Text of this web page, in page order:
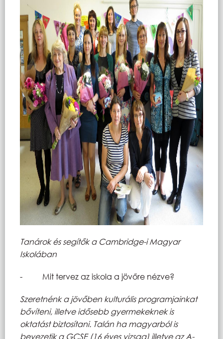
Tanárok és segítők a Cambridge-i Magyar
Iskolában
- Mit tervez az iskola a jövőre nézve?
Szeretnénk a jövőben kulturális programjainkat
bővíteni, illetve idősebb gyermekeknek is
oktatást biztosítani. Talán ha magyarból is
bevezetik a GCSE (16 éves vizsga) illetve az A-